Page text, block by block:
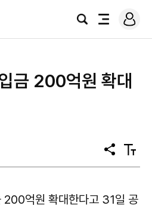
검
전
로
그
금 200억원 확대
공
유
텍
스
기
200억원 확대한다고 31일 공